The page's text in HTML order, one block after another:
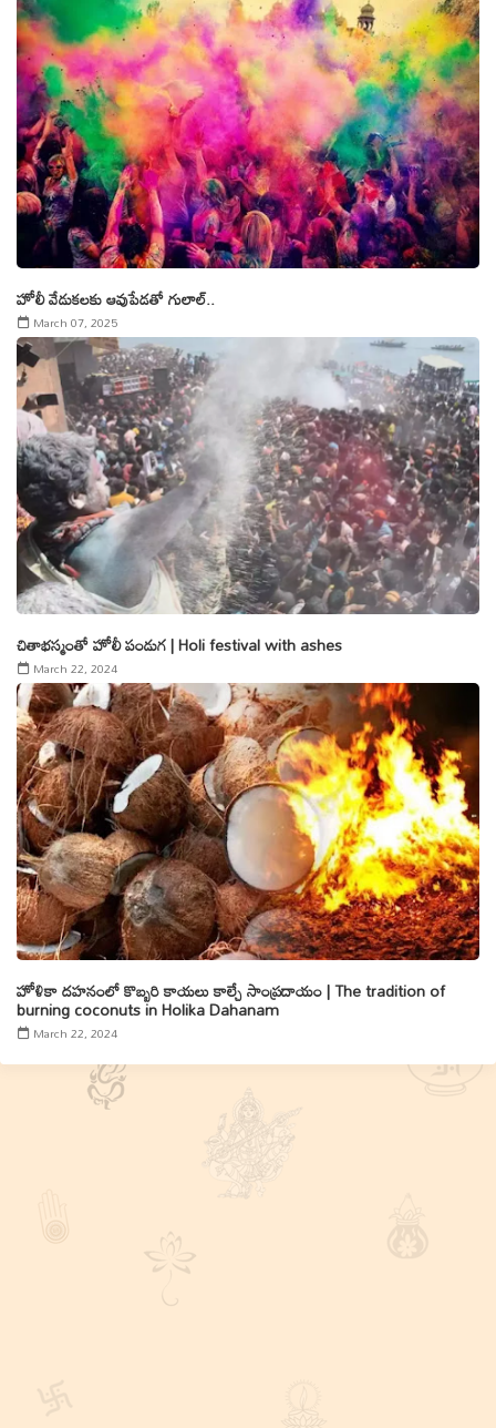
హోలీ వేడుకలకు ఆవుపేడతో గులాల్..
March 07, 2025
చితాభస్మంతో హోలీ పండుగ | Holi festival with ashes
March 22, 2024
హోళికా దహనంలో కొబ్బరి కాయలు కాల్చే సాంప్రదాయం | The tradition of
burning coconuts in Holika Dahanam
March 22, 2024